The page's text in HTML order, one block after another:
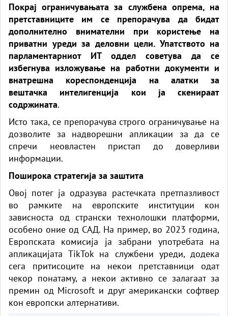
Покрај ограничувањата за службена опрема, на
претставниците им се препорачува да бидат
дополнително внимателни при користење на
приватни уреди за деловни цели. Упатството на
парламентарниот ИТ оддел советува да се
избегнува изложување на работни документи и
внатрешна кореспонденција на алатки за
вештачка интелигенција кои ја скенираат
содржината.
Исто така, се препорачува строго ограничување на
дозволите за надворешни апликации за да се
спречи неовластен пристап до доверливи
информации.
Поширока стратегија за заштита
Овој потег ја одразува растечката претпазливост
во рамките на европските институции кон
зависноста од странски технолошки платформи,
особено оние од САД. На пример, во 2023 година,
Европската комисија ја забрани употребата на
апликацијата TikTok на службени уреди, додека
сега притисоците на некои претставници одат
чекор понатаму, а некои активно се залагаат за
премин од Microsoft и друг американски софтвер
кон европски алтернативи.